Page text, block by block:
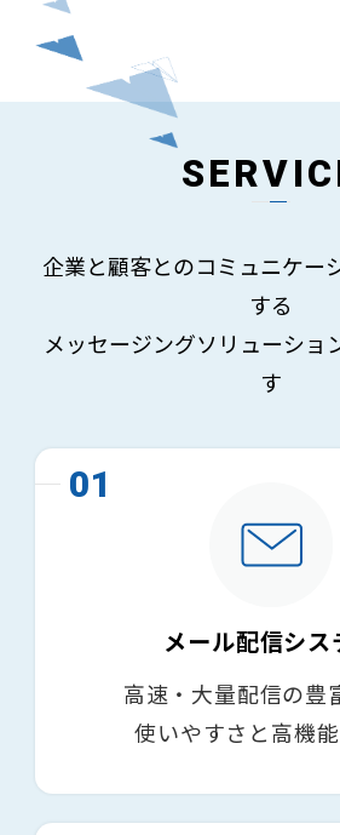
企業と顧客とのコミュニケー
する
メッセージングソリューショ
す
01
メール配信シス
高速・大量配信の豊
使いやすさと高機